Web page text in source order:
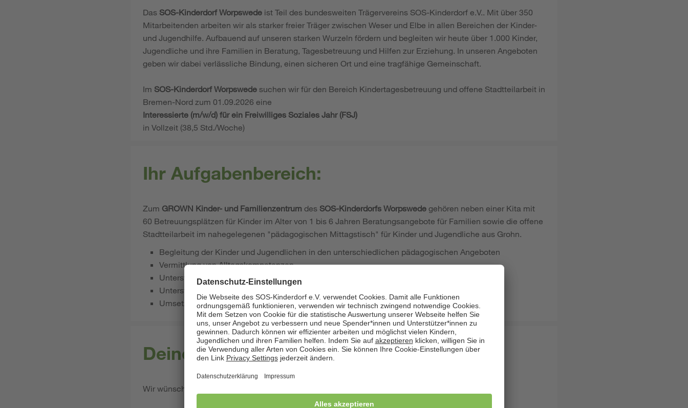
Das SOS-Kinderdorf Worpswede ist Teil des bundesweiten Trägervereins SOS-Kinderdorf e.V.. Mit über 350
Mitarbeitenden arbeiten wir als starker freier Träger zwischen Weser und Elbe in allen Bereichen der Kinder-
und Jugendhilfe. Aufbauend auf unseren starken Wurzeln fördern und begleiten wir heute über 1.000 Kinder,
Jugendliche und ihre Familien in Beratung, Tagesbetreuung und Hilfen zur Erziehung. In unseren Angeboten
geben wir dabei verlässliche Bindung, einen sicheren Ort und eine tragfähige Gemeinschaft.
Im SOS-Kinderdorf Worpswede suchen wir für den Bereich Kindertagesbetreuung und offene Stadtteilarbeit in
Bremen-Nord zum 01.09.2026 eine
Interessierte (m/w/d) für ein Freiwilliges Soziales Jahr (FSJ)
in Vollzeit (38,5 Std./Woche)
Ihr Aufgabenbereich:
Zum GROWN Kinder- und Familienzentrum des SOS-Kinderdorfs Worpswede gehören neben einer Kita mit
60 Betreuungsplätzen für Kinder im Alter von 1 bis 6 Jahren Beratungsangebote für Familien sowie die offene
Stadtteilarbeit im nahegelegenen "pädagogischen Mittagstisch" für Kinder und Jugendliche aus Grohn.
Begleitung der Kinder und Jugendlichen in den unterschiedlichen pädagogischen Angeboten
Vermittlung von Alltagskompetenzen
Unterstützung der pädagogischen Fachkräfte
Unterstützung bei Arbeiten in Küche, Hauswirtschaft und im Außengelände
Umsetzung von Kinder- und Betreutenschutz
Deine Qualifikation und Kompetenzen:
Wir wünschen uns interessierte und engagierte junge Menschen, die: